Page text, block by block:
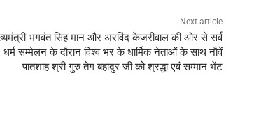
Next article
भगवंत सिंह मान और अरविंद केजरीवाल की ओर से सर्व
धर्म सम्मेलन के दौरान विश्व भर के धार्मिक नेताओं के साथ नौवें
पातशाह श्री गुरु तेग बहादुर जी को श्रद्धा एवं सम्मान भेंट